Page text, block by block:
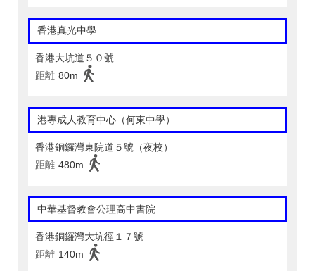
香港真光中學
香港大坑道５０號
距離 80m
港專成人教育中心（何東中學）
香港銅鑼灣東院道５號（夜校）
距離 480m
中華基督教會公理高中書院
香港銅鑼灣大坑徑１７號
距離 140m